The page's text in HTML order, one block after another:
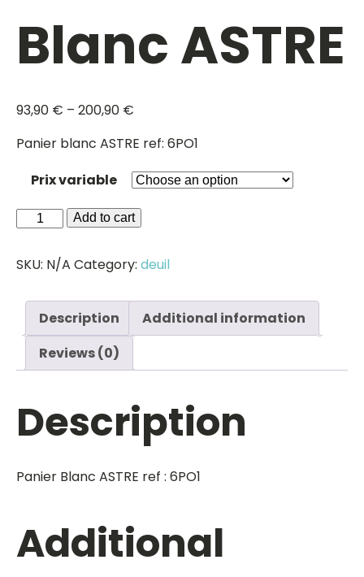
Blanc ASTRE
93,90 € – 200,90 €
Panier blanc ASTRE ref: 6PO1
Prix variable
Panier
ASTRE
Add to cart
SKU: N/A Category: deuil
Description
Additional information
Reviews (0)
Description
Panier Blanc ASTRE ref : 6PO1
Additional